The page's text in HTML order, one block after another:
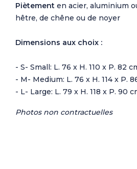
Piètement en acier, aluminium
hêtre, de chêne ou de noyer
Dimensions aux choix :
- S- Small: L. 76 x H. 110 x P. 82
- M- Medium: L. 76 x H. 114 x P.
- L- Large: L. 79 x H. 118 x P. 90
Photos non contractuelles